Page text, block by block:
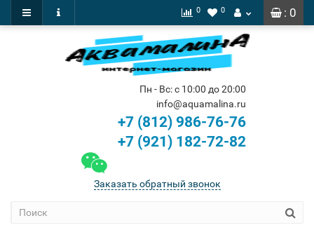
: 0
0 0
Пн - Вс: с 10:00 до 20:00
info@aquamalina.ru
+7 (812) 986-76-76
+7 (921) 182-72-82
Заказать обратный звонок